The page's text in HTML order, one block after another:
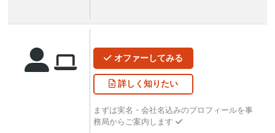
オファーしてみる
詳しく知りたい
まずは実名・会社名込みのプロフィールを事
務局からご案内します